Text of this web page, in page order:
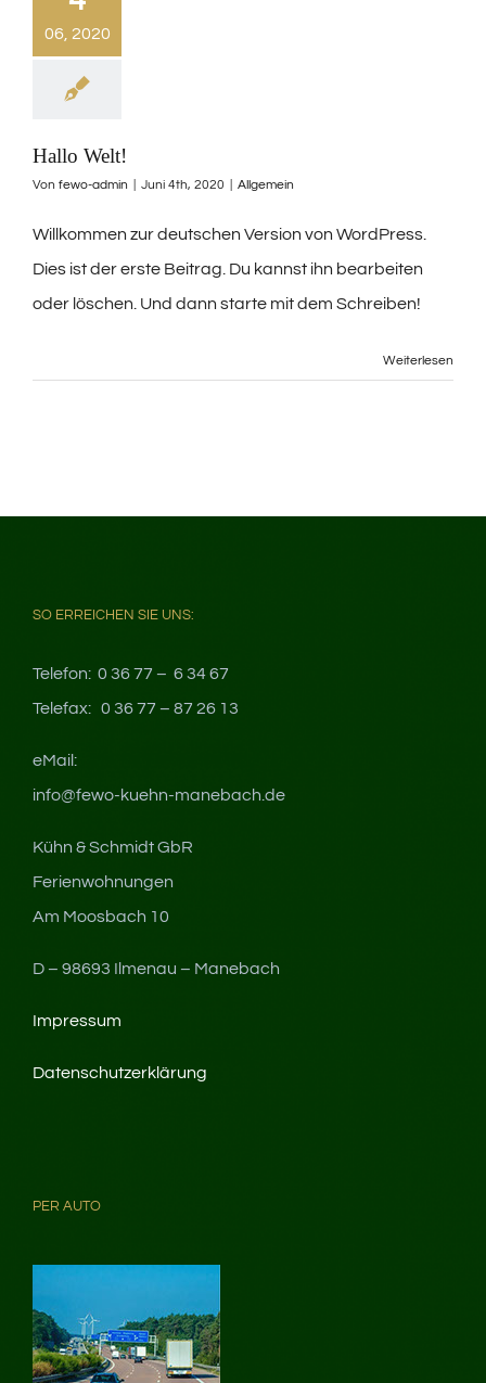
06, 2020
Hallo Welt!
Von fewo-admin Juni 4th, 2020 Allgemein
Willkommen zur deutschen Version von WordPress.
Dies ist der erste Beitrag. Du kannst ihn bearbeiten
oder löschen. Und dann starte mit dem Schreiben!
Weiterlesen
SO ERREICHEN SIE UNS:
Telefon: 0 36 77 – 6 34 67
Telefax: 0 36 77 – 87 26 13
eMail:
info@fewo-kuehn-manebach.de
Kühn & Schmidt GbR
Ferienwohnungen
Am Moosbach 10
D – 98693 Ilmenau – Manebach
Impressum
Datenschutzerklärung
PER AUTO